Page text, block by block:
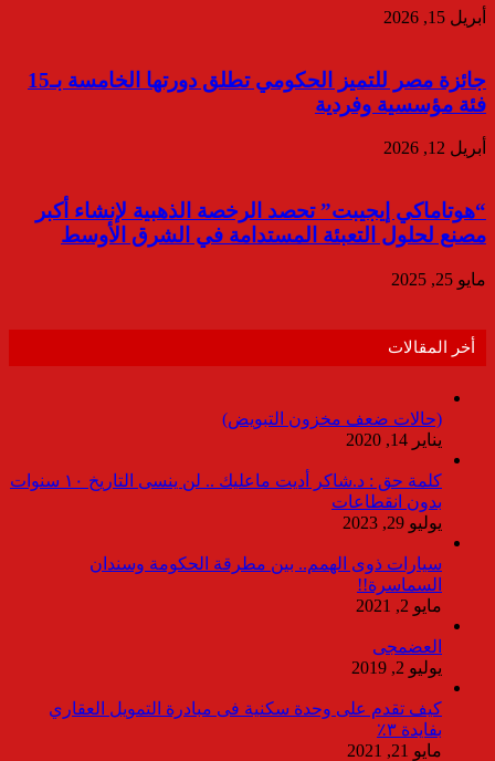
أبريل 15, 2026
جائزة مصر للتميز الحكومي تطلق دورتها الخامسة بـ15
فئة مؤسسية وفردية
أبريل 12, 2026
“هوتاماكي إيجيبت” تحصد الرخصة الذهبية لإنشاء أكبر
مصنع لحلول التعبئة المستدامة في الشرق الأوسط
مايو 25, 2025
أخر المقالات
(حالات ضعف مخزون التبويض)
يناير 14, 2020
كلمة حق : د.شاكر أديت ماعليك .. لن ينسى التاريخ ١٠ سنوات
بدون انقطاعات
يوليو 29, 2023
سيارات ذوى الهمم.. بين مطرقة الحكومة وسندان
السماسرة!!
مايو 2, 2021
العضمجى
يوليو 2, 2019
كيف تقدم على وحدة سكنية فى مبادرة التمويل العقاري
بفايدة ٣٪
مايو 21, 2021